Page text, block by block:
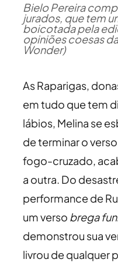
Bielo Pereira
jurados, que tem
boicotada pela
opiniões coesas
Wonder)
As Raparigas,
em tudo que tem
lábios, Melina se
de terminar o
fogo-cruzado,
a outra. Do
performance de
um verso brega
demonstrou sua
livrou de qualquer